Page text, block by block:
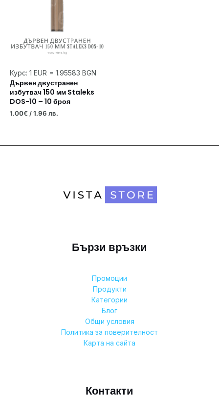
Курс: 1 EUR = 1.95583 BGN
Дървен двустранен
избутвач 150 мм Staleks
DOS-10 – 10 броя
1.00€ / 1.96 лв.
Бързи връзки
Промоции
Продукти
Категории
Блог
Общи условия
Политика за поверителност
Карта на сайта
Контакти